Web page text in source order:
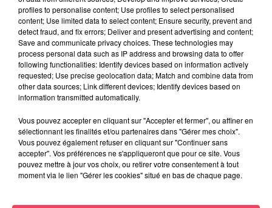
AUTRES ARTICLES QUI POURRAIENT VOUS
INTÉRESSER
profiles to personalise content; Use profiles to select personalised
content; Use limited data to select content; Ensure security, prevent and
detect fraud, and fix errors; Deliver and present advertising and content;
Save and communicate privacy choices. These technologies may
process personal data such as IP address and browsing data to offer
following functionalities: Identify devices based on information actively
requested; Use precise geolocation data; Match and combine data from
other data sources; Link different devices; Identify devices based on
information transmitted automatically.
Vous pouvez accepter en cliquant sur "Accepter et fermer", ou affiner en
sélectionnant les finalités et/ou partenaires dans "Gérer mes choix".
Vous pouvez également refuser en cliquant sur "Continuer sans
accepter". Vos préférences ne s'appliqueront que pour ce site. Vous
pouvez mettre à jour vos choix, ou retirer votre consentement à tout
moment via le lien "Gérer les cookies" situé en bas de chaque page.